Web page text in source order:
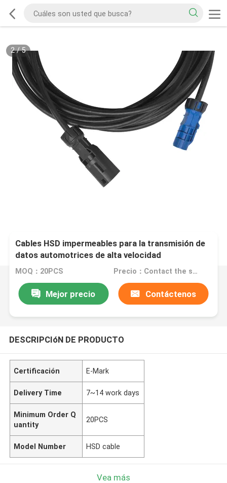
2/5
Cables HSD impermeables para la transmisión de
datos automotrices de alta velocidad
MOQ：20PCS Precio：Contact the seller
Mejor precio Contáctenos
DESCRIPCIóN DE PRODUCTO
Certificación E-Mark
Delivery Time 7~14 work days
Minimum Order Q
uantity
20PCS
Model Number HSD cable
Vea más